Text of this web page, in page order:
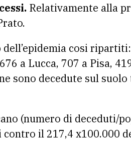
Relativamente alla
cosi
a Lucca, 707 a Pisa,
sono decedute sul
(numero di deceduti/
il 217,4 x100.000